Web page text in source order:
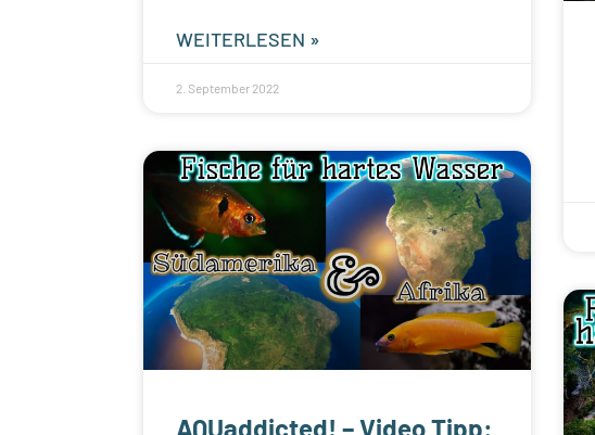
WEITERLESEN »
2. September 2022
AQUaddicted! – Video Tipp: